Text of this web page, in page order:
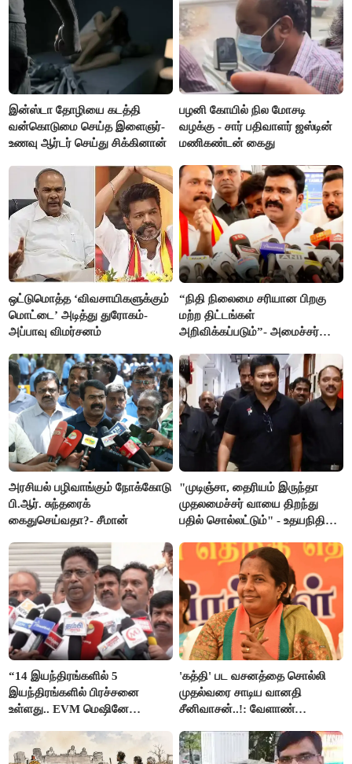
இன்ஸ்டா தோழியை கடத்தி
வன்கொடுமை செய்த இளைஞர்-
உணவு ஆர்டர் செய்து சிக்கினான்
பழனி கோயில் நில மோசடி
வழக்கு - சார் பதிவாளர் ஜஸ்டின்
மணிகண்டன் கைது
ஒட்டுமொத்த ‘விவசாயிகளுக்கும்
மொட்டை’ அடித்து துரோகம்-
அப்பாவு விமர்சனம்
“நிதி நிலைமை சரியான பிறகு
மற்ற திட்டங்கள்
அறிவிக்கப்படும்”- அமைச்சர்
அரசியல் பழிவாங்கும் நோக்கோடு
பி.ஆர். சுந்தரைக்
கைதுசெய்வதா?- சீமான்
"முடிஞ்சா, தைரியம் இருந்தா
முதலமைச்சர் வாயை திறந்து
பதில் சொல்லட்டும்" - உதயநிதி
“14 இயந்திரங்களில் 5
இயந்திரங்களில் பிரச்சனை
உள்ளது.. EVM மெஷினே
இளங்கோ
'கத்தி' பட வசனத்தை சொல்லி
முதல்வரை சாடிய வானதி
சீனிவாசன்..!: வேளாண்
எதிர்ப்பு!